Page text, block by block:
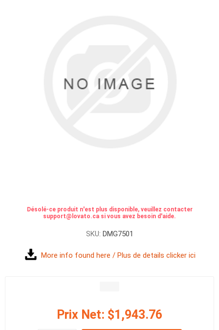
Désolé-ce produit n'est plus disponible, veuillez contacter
support@lovato.ca si vous avez besoin d'aide.
SKU: DMG7501
More info found here / Plus de details clicker ici
Prix Net: $1,943.76